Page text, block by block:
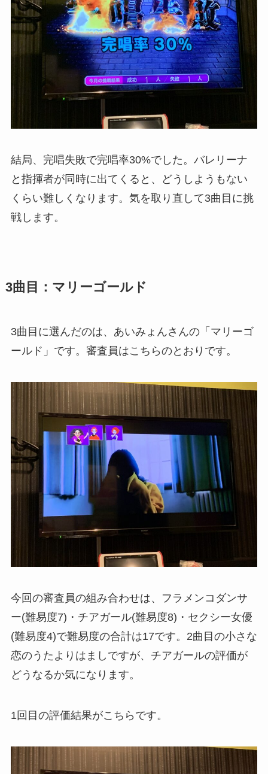
結局、完唱失敗で完唱率30%でした。バレリーナ
と指揮者が同時に出てくると、どうしようもない
くらい難しくなります。気を取り直して3曲目に挑
戦します。
3曲目：マリーゴールド
3曲目に選んだのは、あいみょんさんの「マリーゴ
ールド」です。審査員はこちらのとおりです。
今回の審査員の組み合わせは、フラメンコダンサ
ー(難易度7)・チアガール(難易度8)・セクシー女優
(難易度4)で難易度の合計は17です。2曲目の小さな
恋のうたよりはましですが、チアガールの評価が
どうなるか気になります。
1回目の評価結果がこちらです。